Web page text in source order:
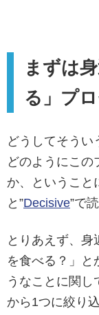
まずは
る」プ
どうしてそうい
どのようにこ
か、ということ
と”Decisive”で
とりあえず、
を食べる？」と
うなことに関し
から1つに絞り